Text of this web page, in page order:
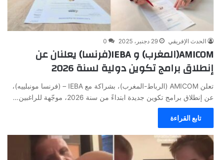
الحدث الإفريقي 29 دجنبر، 2025 0
AMICOM(المغرب) و IEBA(فرنسا) يعلنان عن
إنطلاق برامج تكوين دولية لسنة 2026
تعلن AMICOM (الرباط-المغرب)، بشراكة مع IEBA – (فرنسا مونبلييه)،
عن إنطلاق برامج تكوين جديدة ابتداءً من سنة 2026، موجّهة للراغبين…
تابع القراءة